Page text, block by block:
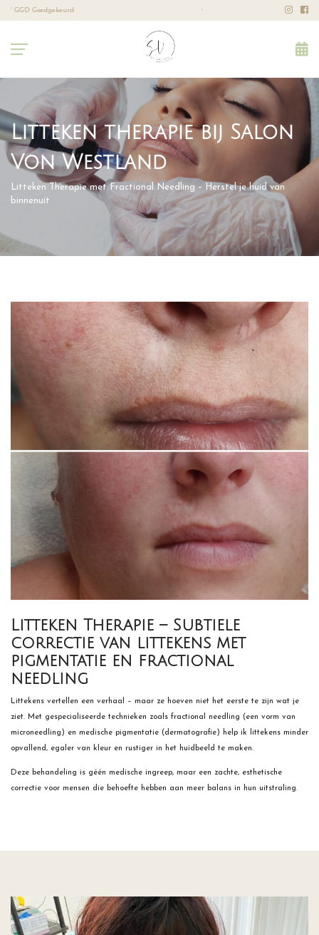
Litteken therapie bij Salon
Von Westland
Litteken Therapie met Fractional Needling – Herstel je huid van
binnenuit
Litteken Therapie – Subtiele
correctie van littekens met
pigmentatie en fractional
needling
Littekens vertellen een verhaal – maar ze hoeven niet het eerste te zijn wat je
ziet. Met gespecialiseerde technieken zoals fractional needling (een vorm van
microneedling) en medische pigmentatie (dermatografie) help ik littekens minder
opvallend, egaler van kleur en rustiger in het huidbeeld te maken.
Deze behandeling is géén medische ingreep, maar een zachte, esthetische
correctie voor mensen die behoefte hebben aan meer balans in hun uitstraling.